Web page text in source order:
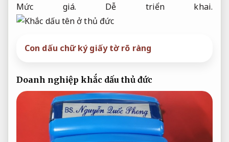
Mức giá. Dễ triển khai.
Con dấu chữ ký giấy tờ rõ ràng
Doanh nghiệp khắc dấu thủ đức